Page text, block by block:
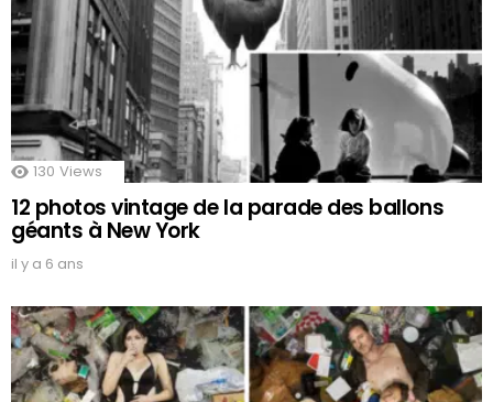
130 Views
12 photos vintage de la parade des ballons
géants à New York
il y a 6 ans